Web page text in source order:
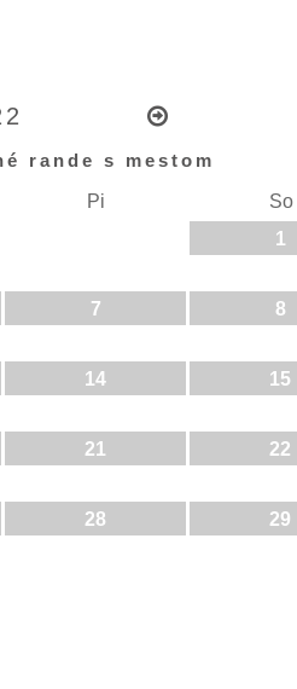
rande s mestom
Pi So
1
7 8
14 15
21 22
28 29